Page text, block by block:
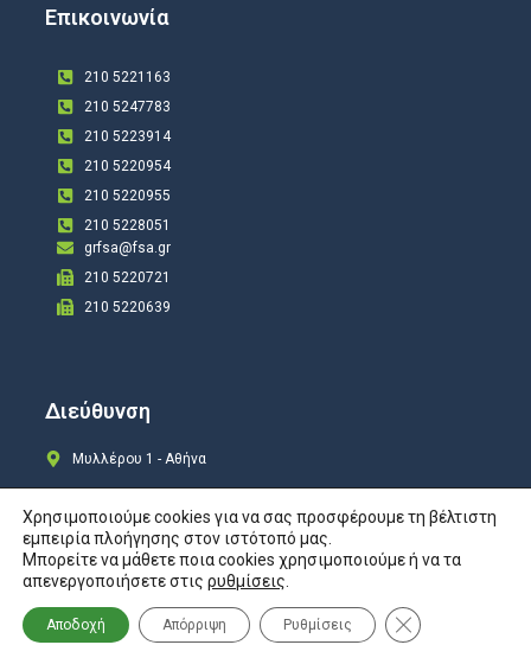
Επικοινωνία
210 5221163
210 5247783
210 5223914
210 5220954
210 5220955
210 5228051
grfsa@fsa.gr
210 5220721
210 5220639
Διεύθυνση
Μυλλέρου 1 - Αθήνα
Copyright © 2024 All rights Reserved. Design byCOSMOTE New Site4U
Προστασία Προσωπικών Δεδομένων
Χρησιμοποιούμε cookies για να σας προσφέρουμε τη βέλτιστη
εμπειρία πλοήγησης στον ιστότοπό μας.
Μπορείτε να μάθετε ποια cookies χρησιμοποιούμε ή να τα
απενεργοποιήσετε στις ρυθμίσεις
Αποδοχή Απόρριψη Ρυθμίσεις Κλείσιμο του